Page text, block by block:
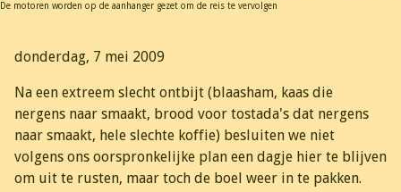
De motoren worden op de aanhanger gezet om de reis te vervolgen
donderdag, 7 mei 2009
Na een extreem slecht ontbijt (blaasham, kaas die
nergens naar smaakt, brood voor tostada's dat nergens
naar smaakt, hele slechte koffie) besluiten we niet
volgens ons oorspronkelijke plan een dagje hier te blijven
om uit te rusten, maar toch de boel weer in te pakken.